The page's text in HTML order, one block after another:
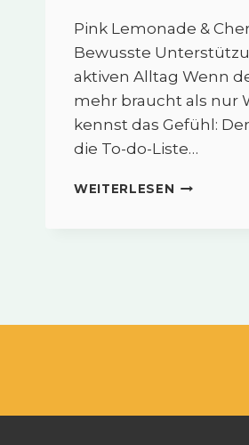
Pink Lemonade &
Bewusste
aktiven Alltag Wenn
mehr braucht als nur
kennst das Gefühl:
die To-do-Liste…
WEITERLESEN